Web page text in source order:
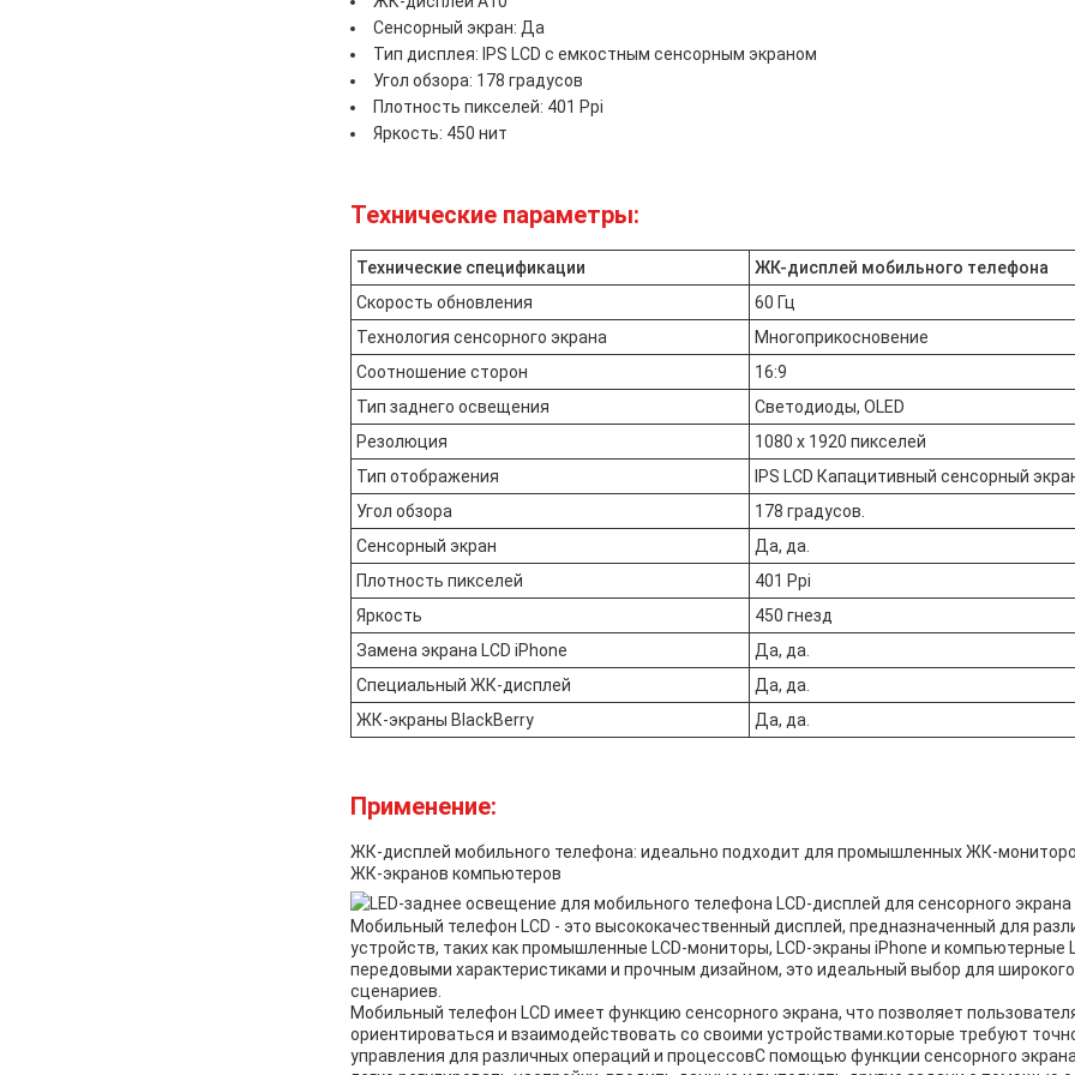
Сенсорный экран: Да
Тип дисплея: IPS LCD с емкостным сенсорным экраном
Угол обзора: 178 градусов
Плотность пикселей: 401 Ppi
Яркость: 450 нит
Технические параметры:
Технические спецификации
ЖК-дисплей мобильного телефона
Скорость обновления
60 Гц
Технология сенсорного экрана
Многоприкосновение
Соотношение сторон
16:9
Тип заднего освещения
Светодиоды, OLED
Резолюция
1080 x 1920 пикселей
Тип отображения
IPS LCD Капацитивный сенсорный
Угол обзора
178 градусов.
Сенсорный экран
Да, да.
Плотность пикселей
401 Ppi
Яркость
450 гнезд
Замена экрана LCD iPhone
Да, да.
Специальный ЖК-дисплей
Да, да.
ЖК-экраны BlackBerry
Да, да.
Применение:
ЖК-дисплей мобильного телефона: идеально подходит для промышленных ЖК-
ЖК-экранов компьютеров
Мобильный телефон LCD - это высококачественный дисплей, предназначенный для
устройств, таких как промышленные LCD-мониторы, LCD-экраны iPhone и компьютерные
передовыми характеристиками и прочным дизайном, это идеальный выбор для
сценариев.
Мобильный телефон LCD имеет функцию сенсорного экрана, что позволяет
ориентироваться и взаимодействовать со своими устройствами.которые требуют
управления для различных операций и процессовС помощью функции сенсорного